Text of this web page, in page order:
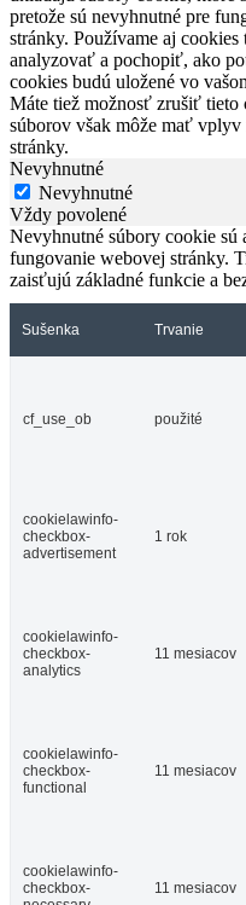
pretože sú nevyhnutné pre
stránky. Používame aj
analyzovať a pochopiť, ako
cookies budú uložené vo
Máte tiež možnosť zrušiť tieto
súborov však môže mať
stránky.
Nevyhnutné
Nevyhnutné
Vždy povolené
Nevyhnutné súbory cookie sú
fungovanie webovej stránky.
zaisťujú základné funkcie a
Sušenka Trvanie
cf_use_ob použité
cookielawinfo-
checkbox-
advertisement
1 rok
cookielawinfo-
checkbox-
analytics
11 mesiacov
cookielawinfo-
checkbox-
functional
11 mesiacov
cookielawinfo-
checkbox-
11 mesiacov